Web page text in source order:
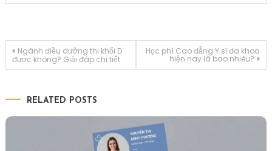
Điều
bài
Ngành điều dưỡng thi khối D
được không? Giải đáp chi tiết
Học phí Cao đẳng Y sĩ đa khoa
hiện nay là bao nhiêu?
RELATED POSTS